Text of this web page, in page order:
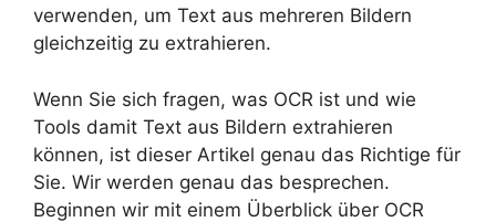
verwenden, um Text aus mehreren Bildern
gleichzeitig zu extrahieren.
Wenn Sie sich fragen, was OCR ist und wie
Tools damit Text aus Bildern extrahieren
können, ist dieser Artikel genau das Richtige für
Sie. Wir werden genau das besprechen.
Beginnen wir mit einem Überblick über OCR